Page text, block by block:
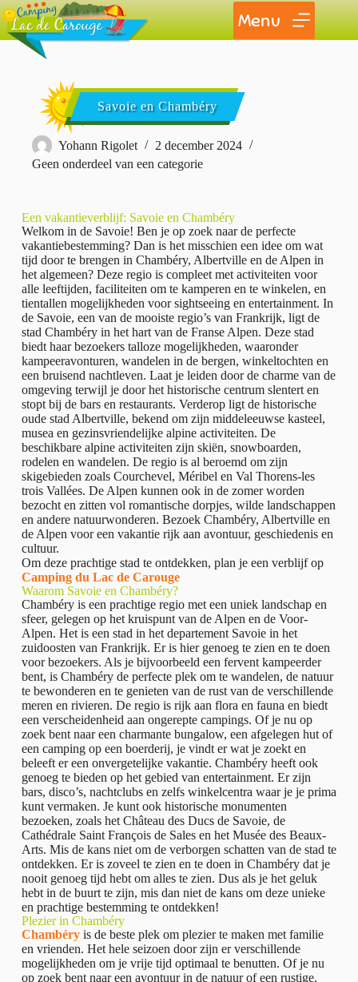
Menu
Savoie en Chambéry
Yohann Rigolet
2 december 2024
Geen onderdeel van een categorie
Een vakantieverblijf: Savoie en Chambéry
Welkom in de Savoie! Ben je op zoek naar de perfecte
vakantiebestemming? Dan is het misschien een idee om wat
tijd door te brengen in Chambéry, Albertville en de Alpen in
het algemeen? Deze regio is compleet met activiteiten voor
alle leeftijden, faciliteiten om te kamperen en te winkelen, en
tientallen mogelijkheden voor sightseeing en entertainment. In
de Savoie, een van de mooiste regio’s van Frankrijk, ligt de
stad Chambéry in het hart van de Franse Alpen. Deze stad
biedt haar bezoekers talloze mogelijkheden, waaronder
kampeeravonturen, wandelen in de bergen, winkeltochten en
een bruisend nachtleven. Laat je leiden door de charme van de
omgeving terwijl je door het historische centrum slentert en
stopt bij de bars en restaurants. Verderop ligt de historische
oude stad Albertville, bekend om zijn middeleeuwse kasteel,
musea en gezinsvriendelijke alpine activiteiten. De
beschikbare alpine activiteiten zijn skiën, snowboarden,
rodelen en wandelen. De regio is al beroemd om zijn
skigebieden zoals Courchevel, Méribel en Val Thorens-les
trois Vallées. De Alpen kunnen ook in de zomer worden
bezocht en zitten vol romantische dorpjes, wilde landschappen
en andere natuurwonderen. Bezoek Chambéry, Albertville en
de Alpen voor een vakantie rijk aan avontuur, geschiedenis en
cultuur.
Om deze prachtige stad te ontdekken, plan je een verblijf op
Camping du Lac de Carouge
Waarom Savoie en Chambéry?
Chambéry is een prachtige regio met een uniek landschap en
sfeer, gelegen op het kruispunt van de Alpen en de Voor-
Alpen. Het is een stad in het departement Savoie in het
zuidoosten van Frankrijk. Er is hier genoeg te zien en te doen
voor bezoekers. Als je bijvoorbeeld een fervent kampeerder
bent, is Chambéry de perfecte plek om te wandelen, de natuur
te bewonderen en te genieten van de rust van de verschillende
meren en rivieren. De regio is rijk aan flora en fauna en biedt
een verscheidenheid aan ongerepte campings. Of je nu op
zoek bent naar een charmante bungalow, een afgelegen hut of
een camping op een boerderij, je vindt er wat je zoekt en
beleeft er een onvergetelijke vakantie. Chambéry heeft ook
genoeg te bieden op het gebied van entertainment. Er zijn
bars, disco’s, nachtclubs en zelfs winkelcentra waar je je prima
kunt vermaken. Je kunt ook historische monumenten
bezoeken, zoals het Château des Ducs de Savoie, de
Cathédrale Saint François de Sales en het Musée des Beaux-
Arts. Mis de kans niet om de verborgen schatten van de stad te
ontdekken. Er is zoveel te zien en te doen in Chambéry dat je
nooit genoeg tijd hebt om alles te zien. Dus als je het geluk
hebt in de buurt te zijn, mis dan niet de kans om deze unieke
en prachtige bestemming te ontdekken!
Plezier in Chambéry
Chambéry is de beste plek om plezier te maken met familie
en vrienden. Het hele seizoen door zijn er verschillende
mogelijkheden om je vrije tijd optimaal te benutten. Of je nu
op zoek bent naar een avontuur in de natuur of een rustige,